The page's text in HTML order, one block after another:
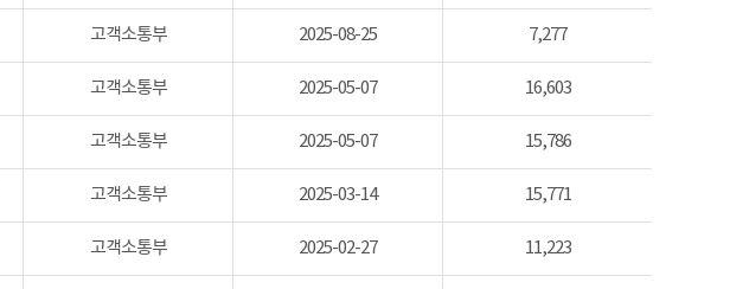
고객소통부 2025-08-25 7,277
고객소통부 2025-05-07 16,603
고객소통부 2025-05-07 15,786
고객소통부 2025-03-14 15,771
고객소통부 2025-02-27 11,223